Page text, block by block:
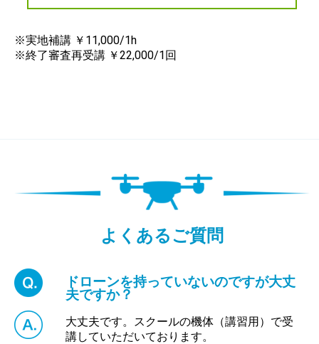
※実地補講 ￥11,000/1h
※終了審査再受講 ￥22,000/1回
よくあるご質問
ドローンを持っていないのですが大丈
夫ですか？
大丈夫です。スクールの機体（講習用）で受
講していただいております。